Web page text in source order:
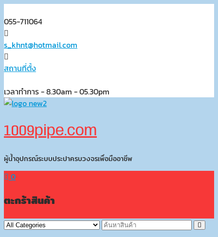
to
content
055-711064
s_khnt@hotmail.com
สถานที่ตั้ง
เวลาทำการ - 8.30am - 05.30pm
1009pipe.com
ผู้น้ำอุปกรณ์ระบบประปาครบวงจรเพื่อมืออาชีพ
0
ตะกร้าสินค้า